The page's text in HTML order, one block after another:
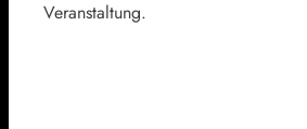
Veranstaltung.